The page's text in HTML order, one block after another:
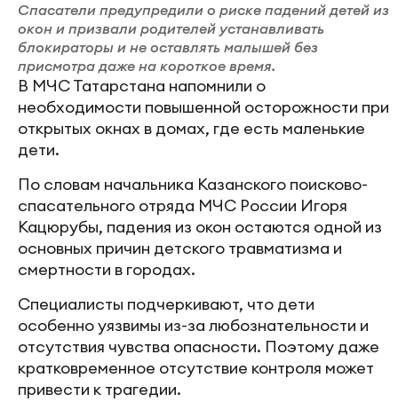
Спасатели предупредили о риске падений детей из
окон и призвали родителей устанавливать
блокираторы и не оставлять малышей без
присмотра даже на короткое время.
В МЧС Татарстана напомнили о
необходимости повышенной осторожности при
открытых окнах в домах, где есть маленькие
дети.
По словам начальника Казанского поисково-
спасательного отряда МЧС России Игоря
Кацюрубы, падения из окон остаются одной из
основных причин детского травматизма и
смертности в городах.
Специалисты подчеркивают, что дети
особенно уязвимы из-за любознательности и
отсутствия чувства опасности. Поэтому даже
кратковременное отсутствие контроля может
привести к трагедии.